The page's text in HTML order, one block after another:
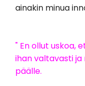
ainakin minua
" En ollut uskoa,
ihan valtavasti
päälle.